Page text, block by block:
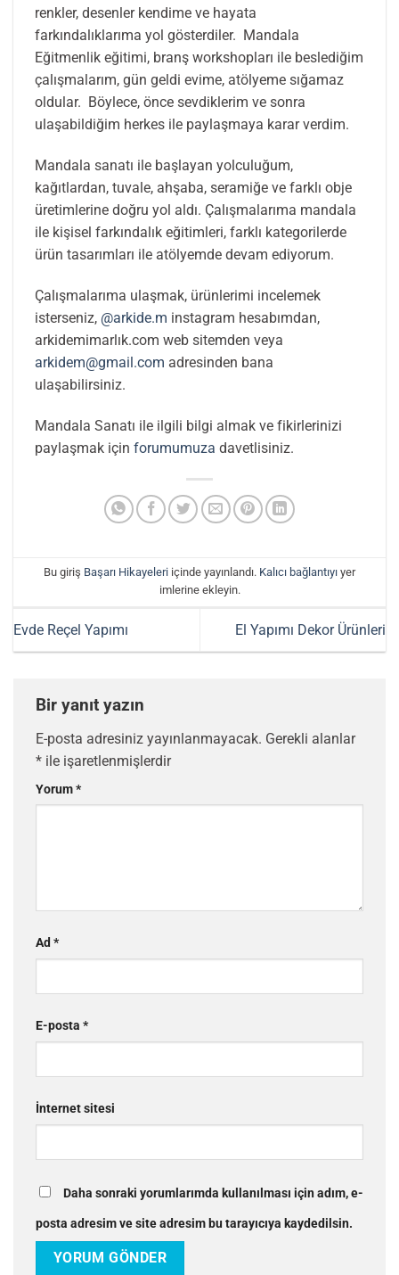
renkler, desenler kendime ve hayata
farkındalıklarıma yol gösterdiler. Mandala
Eğitmenlik eğitimi, branş workshopları ile beslediğim
çalışmalarım, gün geldi evime, atölyeme sığamaz
oldular. Böylece, önce sevdiklerim ve sonra
ulaşabildiğim herkes ile paylaşmaya karar verdim.
Mandala sanatı ile başlayan yolculuğum,
kağıtlardan, tuvale, ahşaba, seramiğe ve farklı obje
üretimlerine doğru yol aldı. Çalışmalarıma mandala
ile kişisel farkındalık eğitimleri, farklı kategorilerde
ürün tasarımları ile atölyemde devam ediyorum.
Çalışmalarıma ulaşmak, ürünlerimi incelemek
isterseniz, @arkide.m instagram hesabımdan,
arkidemimarlık.com web sitemden veya
arkidem@gmail.com adresinden bana
ulaşabilirsiniz.
Mandala Sanatı ile ilgili bilgi almak ve fikirlerinizi
paylaşmak için forumumuza davetlisiniz.
Bu giriş Başarı Hikayeleri içinde yayınlandı. Kalıcı bağlantıyı yer
imlerine ekleyin.
Evde Reçel Yapımı El Yapımı Dekor Ürünleri
Bir yanıt yazın
E-posta adresiniz yayınlanmayacak. Gerekli alanlar
* ile işaretlenmişlerdir
Yorum*
Ad*
E-posta *
İnternet sitesi
Daha sonraki yorumlarımda kullanılması için adım, e-
posta adresim ve site adresim bu tarayıcıya kaydedilsin.